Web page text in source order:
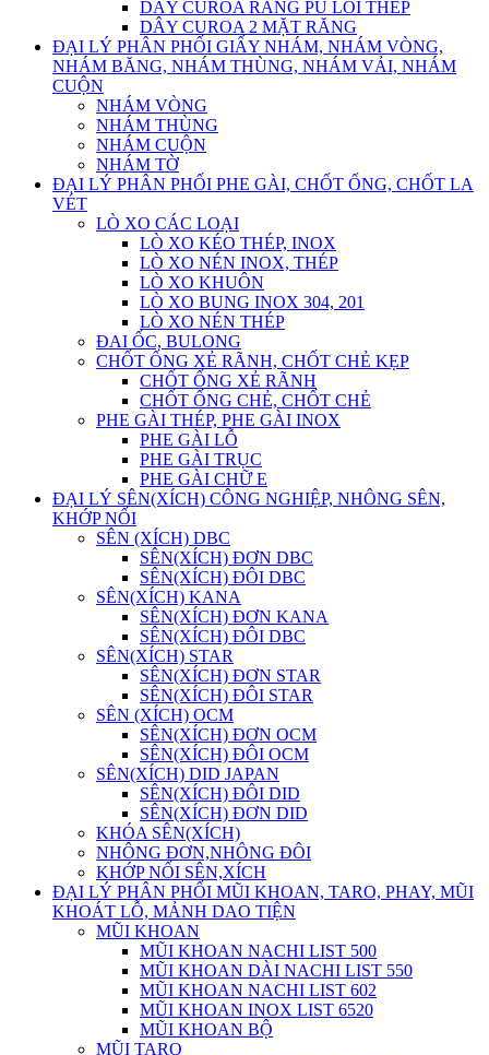
DÂY CUROA RĂNG PU LÕI THÉP
DÂY CUROA 2 MẶT RĂNG
ĐẠI LÝ PHÂN PHỐI GIẤY NHÁM, NHÁM VÒNG,
NHÁM BĂNG, NHÁM THÙNG, NHÁM VẢI, NHÁM
CUỘN
NHÁM VÒNG
NHÁM THÙNG
NHÁM CUỘN
NHÁM TỜ
ĐẠI LÝ PHÂN PHỐI PHE GÀI, CHỐT ỐNG, CHỐT LA
VÉT
LÒ XO CÁC LOẠI
LÒ XO KÉO THÉP, INOX
LÒ XO NÉN INOX, THÉP
LÒ XO KHUÔN
LÒ XO BUNG INOX 304, 201
LÒ XO NÉN THÉP
ĐAI ỐC, BULONG
CHỐT ỐNG XẺ RÃNH, CHỐT CHẺ KẸP
CHỐT ỐNG XẺ RÃNH
CHỐT ỐNG CHẺ, CHỐT CHẺ
PHE GÀI THÉP, PHE GÀI INOX
PHE GÀI LỖ
PHE GÀI TRỤC
PHE GÀI CHỮ E
ĐẠI LÝ SÊN(XÍCH) CÔNG NGHIỆP, NHÔNG SÊN,
KHỚP NỐI
SÊN (XÍCH) DBC
SÊN(XÍCH) ĐƠN DBC
SÊN(XÍCH) ĐÔI DBC
SÊN(XÍCH) KANA
SÊN(XÍCH) ĐƠN KANA
SÊN(XÍCH) ĐÔI DBC
SÊN(XÍCH) STAR
SÊN(XÍCH) ĐƠN STAR
SÊN(XÍCH) ĐÔI STAR
SÊN (XÍCH) OCM
SÊN(XÍCH) ĐƠN OCM
SÊN(XÍCH) ĐÔI OCM
SÊN(XÍCH) DID JAPAN
SÊN(XÍCH) ĐÔI DID
SÊN(XÍCH) ĐƠN DID
KHÓA SÊN(XÍCH)
NHÔNG ĐƠN,NHÔNG ĐÔI
KHỚP NỐI SÊN,XÍCH
ĐẠI LÝ PHÂN PHỐI MŨI KHOAN, TARO, PHAY, MŨI
KHOÁT LỖ, MẢNH DAO TIỆN
MŨI KHOAN
MŨI KHOAN NACHI LIST 500
MŨI KHOAN DÀI NACHI LIST 550
MŨI KHOAN NACHI LIST 602
MŨI KHOAN INOX LIST 6520
MŨI KHOAN BỘ
MŨI TARO